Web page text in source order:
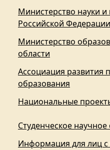
Министерство науки
Российской Федерации
Министерство
области
Ассоциация развития
образования
Национальные
Студенческое
Информация для лиц